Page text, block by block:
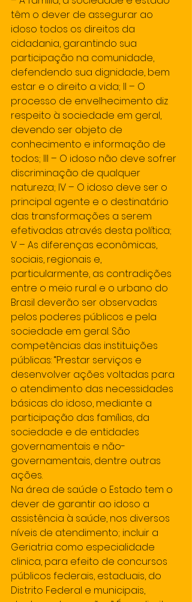
têm o dever de assegurar ao
idoso todos os direitos da
cidadania, garantindo sua
participação na comunidade,
defendendo sua dignidade, bem
estar e o direito a vida; II – O
processo de envelhecimento diz
respeito à sociedade em geral,
devendo ser objeto de
conhecimento e informação de
todos; III – O idoso não deve sofrer
discriminação de qualquer
natureza; IV – O idoso deve ser o
principal agente e o destinatário
das transformações a serem
efetivadas através desta política;
V – As diferenças econômicas,
sociais, regionais e,
particularmente, as contradições
entre o meio rural e o urbano do
Brasil deverão ser observadas
pelos poderes públicos e pela
sociedade em geral. São
competências das instituições
públicas: “Prestar serviços e
desenvolver ações voltadas para
o atendimento das necessidades
básicas do idoso, mediante a
participação das famílias, da
sociedade e de entidades
governamentais e não-
governamentais, dentre outras
ações.
Na área de saúde o Estado tem o
dever de garantir ao idoso a
assistência à saúde, nos diversos
níveis de atendimento; incluir a
Geriatria como especialidade
clinica, para efeito de concursos
públicos federais, estaduais, do
Distrito Federal e municipais,